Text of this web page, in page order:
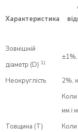
Характеристика
Зовнішній
діаметр (D) 1)
Неокруглість 2%,
Товщина (T)
мм і